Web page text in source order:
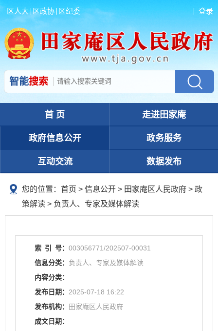
区人大 区政协 区纪委 登录
智能搜索
首 页 走进田家庵
政府信息公开 政务服务
互动交流 数据发布
您的位置： 首页 > 信息公开 > 田家庵区人民政府 > 政
策解读 > 负责人、专家及媒体解读
索 引 号： 003056771/202507-00031
信息分类： 负责人、专家及媒体解读
内容分类：
发布日期： 2025-07-18 16:22
发布机构：
田家庵区人民政府
成文日期：